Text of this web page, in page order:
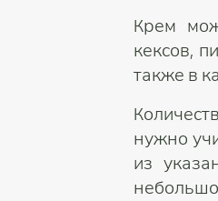
Крем
кексов,
также в
нужно
из